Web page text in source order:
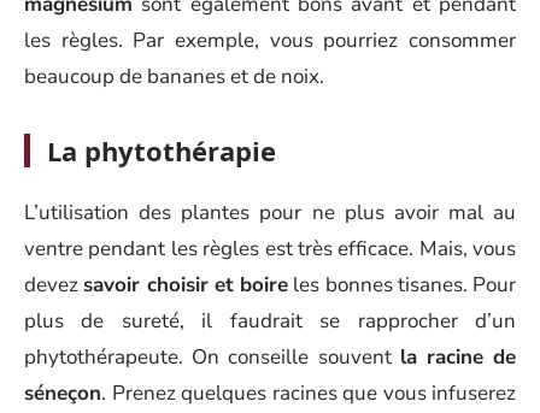
les règles. Par exemple, vous pourriez consommer
beaucoup de bananes et de noix.
La phytothérapie
L’utilisation des plantes pour ne plus avoir mal au
ventre pendant les règles est très efficace. Mais, vous
devez savoir choisir et boire les bonnes tisanes. Pour
plus de sureté, il faudrait se rapprocher d’un
phytothérapeute. On conseille souvent la racine de
séneçon. Prenez quelques racines que vous infuserez